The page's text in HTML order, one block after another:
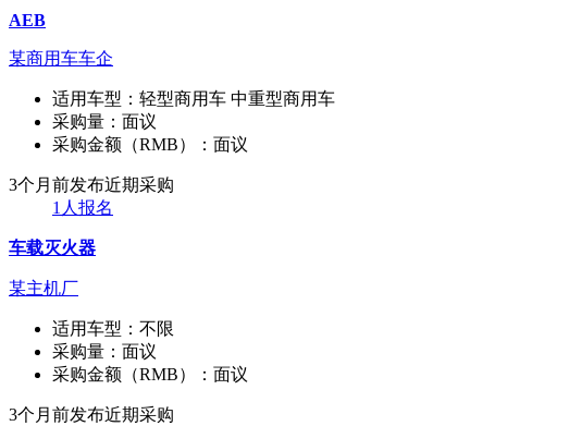
AEB
某商用车车企
适用车型： 轻型商用车 中重型商用车
采购量： 面议
采购金额（RMB）： 面议
3个月前发布近期采购
1人报名
车载灭火器
某主机厂
适用车型： 不限
采购量： 面议
采购金额（RMB）： 面议
3个月前发布近期采购